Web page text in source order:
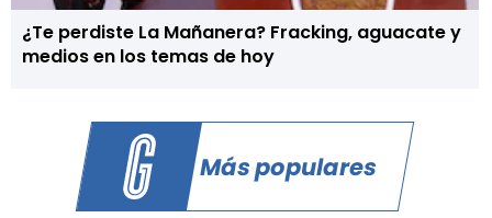
¿Te perdiste La Mañanera? Fracking, aguacate y
medios en los temas de hoy
Más populares